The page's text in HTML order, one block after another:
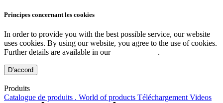
Principes concernant les cookies
In order to provide you with the best possible service, our website
uses cookies. By using our website, you agree to the use of cookies.
Further details are available in our
.
D’accord
Produits
Catalogue de produits . World of products Téléchargement Videos